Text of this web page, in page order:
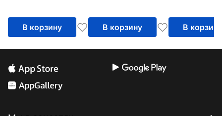
В корзину В корзину В корзину